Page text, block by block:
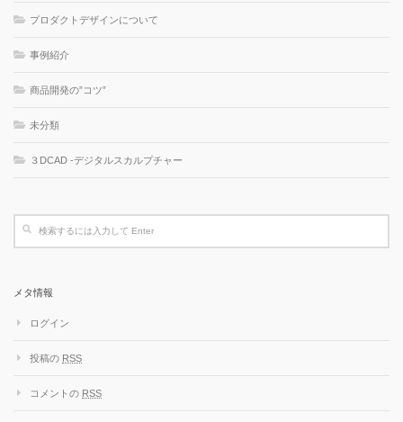
プロダクトデザインについて
事例紹介
商品開発の”コツ”
未分類
３DCAD -デジタルスカルプチャー
メタ情報
ログイン
投稿の RSS
コメントの RSS